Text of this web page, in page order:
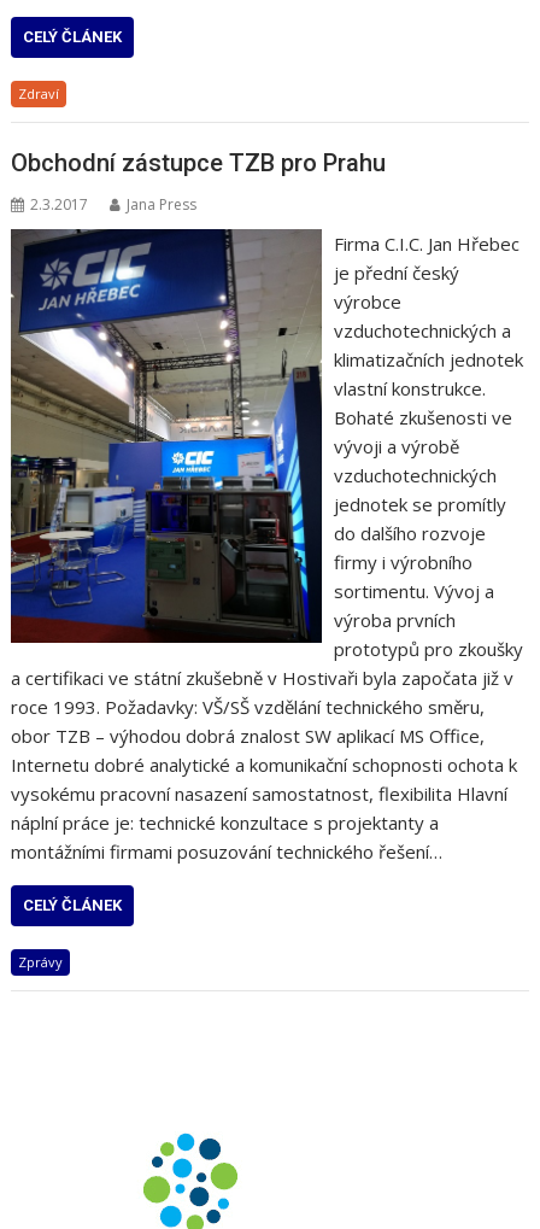
CELÝ ČLÁNEK
Zdraví
Obchodní zástupce TZB pro Prahu
2.3.2017 Jana Press
Firma C.I.C. Jan Hřebec
je přední český
výrobce
vzduchotechnických a
klimatizačních jednotek
vlastní konstrukce.
Bohaté zkušenosti ve
vývoji a výrobě
vzduchotechnických
jednotek se promítly
do dalšího rozvoje
firmy i výrobního
sortimentu. Vývoj a
výroba prvních
prototypů pro zkoušky
a certifikaci ve státní zkušebně v Hostivaři byla započata již v
roce 1993. Požadavky: VŠ/SŠ vzdělání technického směru,
obor TZB – výhodou dobrá znalost SW aplikací MS Office,
Internetu dobré analytické a komunikační schopnosti ochota k
vysokému pracovní nasazení samostatnost, flexibilita Hlavní
náplní práce je: technické konzultace s projektanty a
montážními firmami posuzování technického řešení…
CELÝ ČLÁNEK
Zprávy